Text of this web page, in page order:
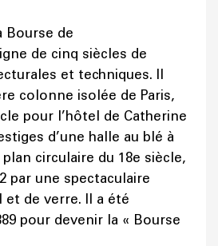
Bourse de
de cinq siècles de
et techniques. Il
colonne isolée de Paris,
pour l’hôtel de Catherine
d’une halle au blé à
circulaire du 18e siècle,
par une spectaculaire
et de verre. Il a été
pour devenir la « Bourse